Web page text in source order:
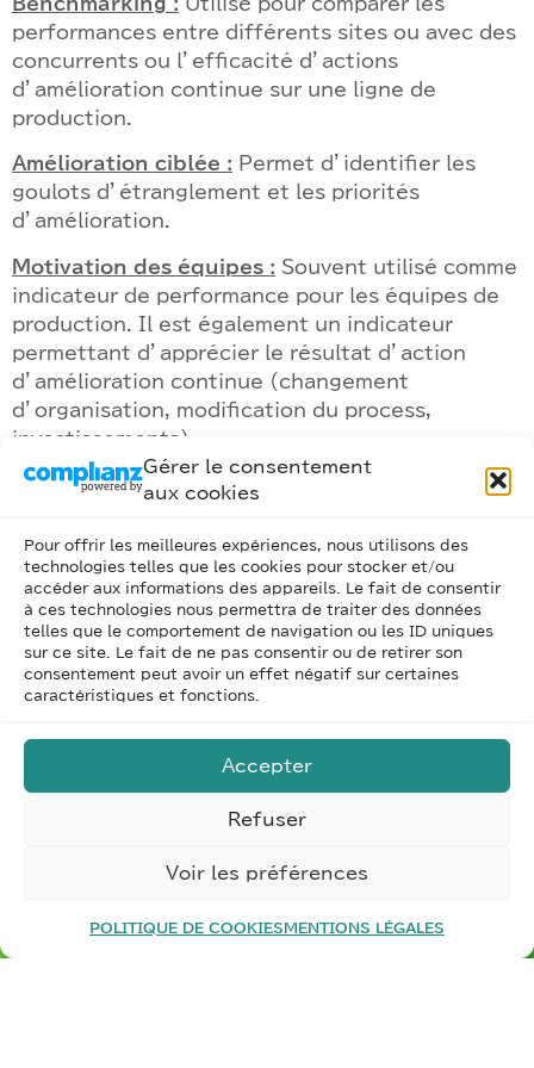
Gérer le consentement
aux cookies
Pour offrir les meilleures expériences, nous utilisons des
technologies telles que les cookies pour stocker et/ou
accéder aux informations des appareils. Le fait de consentir
à ces technologies nous permettra de traiter des données
telles que le comportement de navigation ou les ID uniques
sur ce site. Le fait de ne pas consentir ou de retirer son
consentement peut avoir un effet négatif sur certaines
caractéristiques et fonctions.
Accepter
Refuser
Voir les préférences
POLITIQUE DE COOKIESMENTIONS LÉGALES
performances entre différents sites ou avec des
concurrents ou l’efficacité d’actions
d’amélioration continue sur une ligne de
production.
Amélioration ciblée : Permet d’identifier les
goulots d’étranglement et les priorités
d’amélioration.
Motivation des équipes : Souvent utilisé comme
indicateur de performance pour les équipes de
production. Il est également un indicateur
permettant d’apprécier le résultat d’action
d’amélioration continue (changement
d’organisation, modification du process,
investissements)
Le TRS est un indicateur important comme outil
industrielle, intégrant des aspects techniques,
managériaux et stratégiques.
Besoin d’un
audit de votre entreprise
accompagnement vers l’industrie
du futur?
Contactez-nous